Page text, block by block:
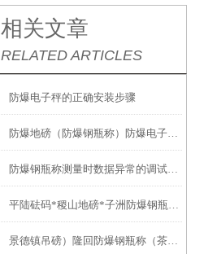
相关文章
RELATED ARTICLES
防爆电子秤的正确安装步骤
防爆地磅（防爆钢瓶称）防爆电子桌秤无法去皮的解决方法
防爆钢瓶称测量时数据异常的调试方法
平陆砝码*稷山地磅*子洲防爆钢瓶称*榆林防爆电子天平
景德镇吊磅）隆回防爆钢瓶称（茶陵3T地磅）吉州防爆磅称